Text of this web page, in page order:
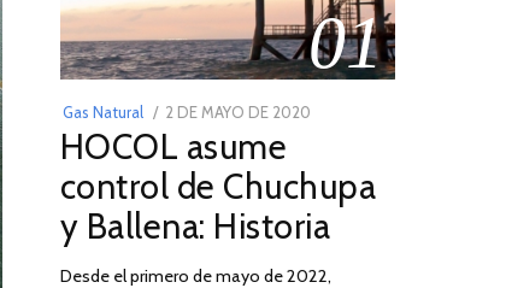
01
Gas Natural
POSTED
ON
2 DE MAYO DE 2020
DE
2026
HOCOL asume
control de Chuchupa
y Ballena: Historia
Desde el primero de mayo de 2022,